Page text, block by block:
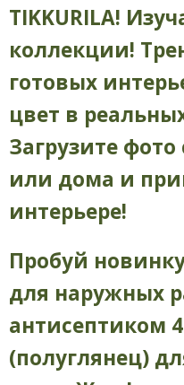
TIKKURILA!
коллекции!
готовых
цвет в
Загрузите
или дома и
интерьере!
Пробуй
для наружных
антисептиком
(полуглянец)